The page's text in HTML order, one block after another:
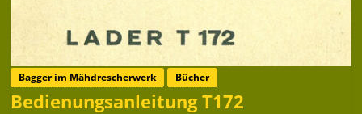
Bagger im Mähdrescherwerk Bücher
Bedienungsanleitung T172